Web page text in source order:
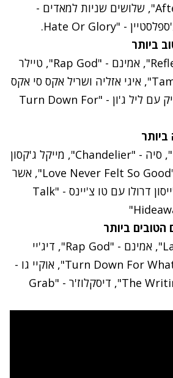
ארקייד פייר - "Afterlife", שלושים שניות למאדים -
ביותר
ארקייד פייר - "Reflektor", אמינם - "Rap God", טיילר
דה קריאייטור - "Tamale", איגי אזליה ושריל אקס סי אקס
- "Fancy", דיג'יי סנייק עם ליל ג'ון - "Turn Down For
ביותר
ביונסה - "Partition", סיה - "Chandelier", מייקל ג'קסון
וג'סטין טימברלייק - "Love Never Felt So Good", אשר
- "Good Kisser", ג'ייסון דרולו עם טו צ'יינס - "Talk
הטובים ביותר
ג'ק ווייט - "Lazaretto", אמינם - "Rap God", דיג'יי
סנייק עם ליל ג'ון - "Turn Down For What", אוקיי גו -
"The Writing's On The Wall", דיסקלוז'ר - "Grab